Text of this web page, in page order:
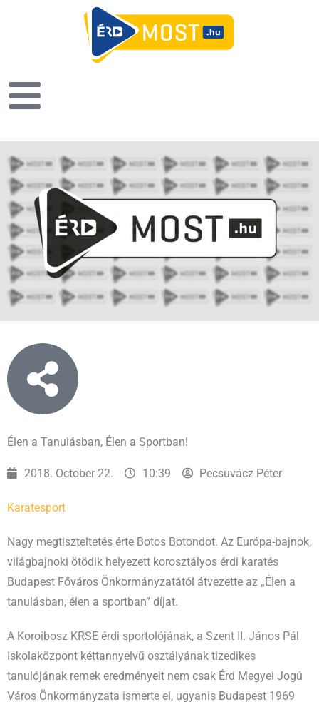
Élen a Tanulásban, Élen a Sportban!
2018. October 22. 10:39 Pecsuvácz Péter
Karatesport
Nagy megtiszteltetés érte Botos Botondot. Az Európa-bajnok,
világbajnoki ötödik helyezett korosztályos érdi karatés
Budapest Főváros Önkormányzatától átvezette az „Élen a
tanulásban, élen a sportban” díjat.
A Koroibosz KRSE érdi sportolójának, a Szent II. János Pál
Iskolaközpont kéttannyelvű osztályának tizedikes
tanulójának remek eredményeit nem csak Érd Megyei Jogú
Város Önkormányzata ismerte el, ugyanis Budapest 1969